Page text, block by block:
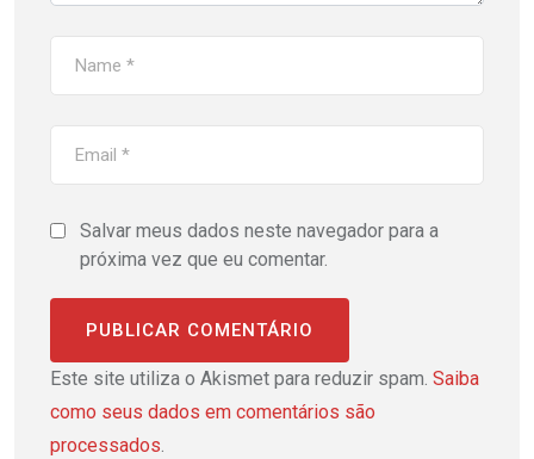
Salvar meus dados neste navegador para a
próxima vez que eu comentar.
Este site utiliza o Akismet para reduzir spam. Saiba
como seus dados em comentários são
processados.